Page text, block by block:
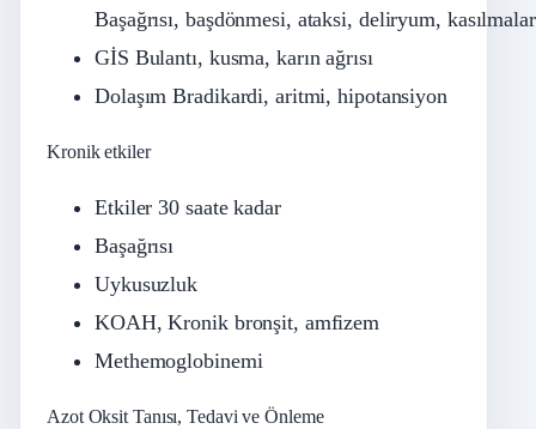
Başağrısı, başdönmesi, ataksi, deliryum, kasılmalar
GİS Bulantı, kusma, karın ağrısı
Dolaşım Bradikardi, aritmi, hipotansiyon
Kronik etkiler
Etkiler 30 saate kadar
Başağrısı
Uykusuzluk
KOAH, Kronik bronşit, amfizem
Methemoglobinemi
Azot Oksit Tanısı, Tedavi ve Önleme